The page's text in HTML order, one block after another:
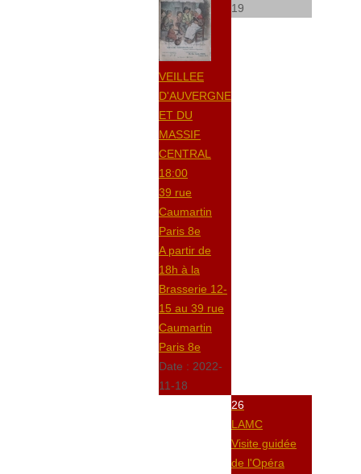
VEILLEE
D'AUVERGNE
ET DU
MASSIF
CENTRAL
18:00
39 rue
Caumartin
Paris 8e
A partir de
18h à la
Brasserie 12-
15 au 39 rue
Caumartin
Paris 8e
Date : 2022-
11-18
19
26
LAMC
Visite guidée
de l'Opéra